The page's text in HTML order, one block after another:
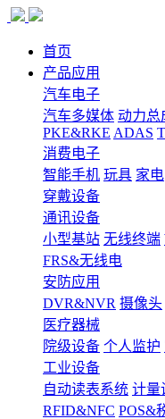
首页
产品应用
汽车电子
汽车多媒体 动力总
PKE&RKE ADAS
消费电子
智能手机 玩具 家电
穿戴设备
通讯设备
小型基站 无线终端
FRS&无线电
安防应用
DVR&NVR 摄像头
医疗器械
院级设备 个人监护
工业设备
自动读表系统 计量
RFID&NFC POS&